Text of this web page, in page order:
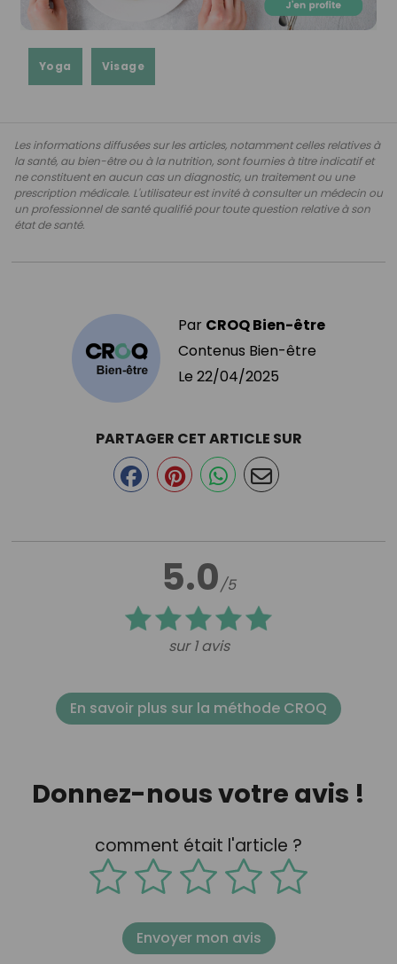
Yoga Visage
Les informations diffusées sur les articles, notamment celles relatives à
la santé, au bien-être ou à la nutrition, sont fournies à titre indicatif et
ne constituent en aucun cas un diagnostic, un traitement ou une
prescription médicale. L'utilisateur est invité à consulter un médecin ou
un professionnel de santé qualifié pour toute question relative à son
état de santé.
Par CROQ Bien-être
Contenus Bien-être
Le 22/04/2025
5.0/5
sur 1 avis
PARTAGER CET ARTICLE SUR
En savoir plus sur la méthode CROQ
Donnez-nous votre avis !
comment était l'article ?
Envoyer mon avis